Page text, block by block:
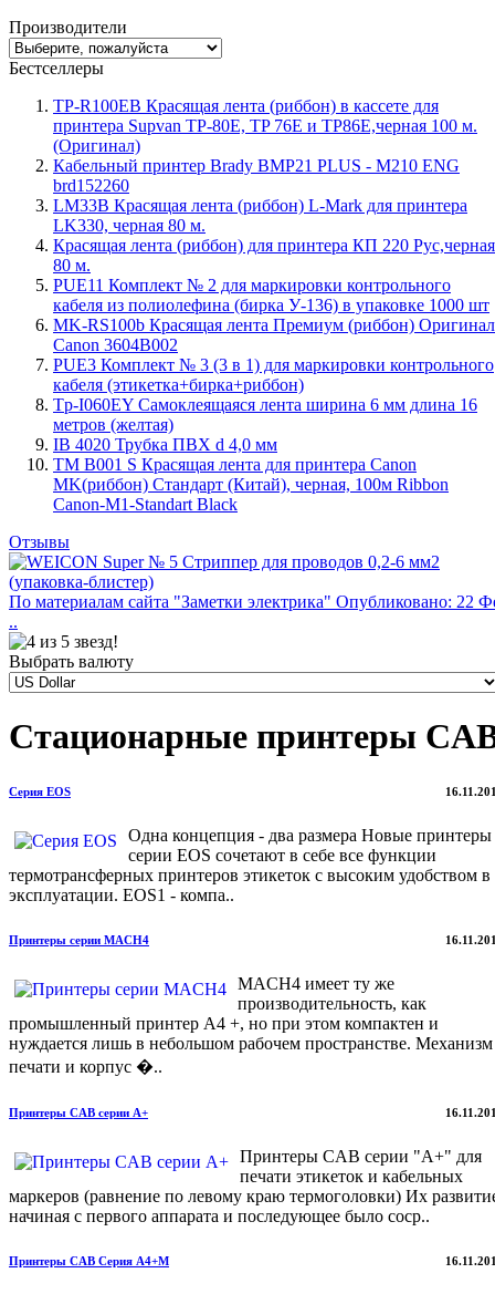
Производители
Бестселлеры
TP-R100EB Красящая лента (риббон) в кассете для
принтера Supvan TP-80E, TP 76E и TP86E,черная 100 м.
(Оригинал)
Кабельный принтер Brady BMP21 PLUS - M210 ENG
brd152260
LM33B Красящая лента (риббон) L-Mark для принтера
LK330, черная 80 м.
Красящая лента (риббон) для принтера КП 220 Рус,черная
80 м.
PUE11 Комплект № 2 для маркировки контрольного
кабеля из полиолефина (бирка У-136) в упаковке 1000 шт
MK-RS100b Красящая лента Премиум (риббон) Оригинал
Canon 3604B002
PUE3 Комплект № 3 (3 в 1) для маркировки контрольного
кабеля (этикетка+бирка+риббон)
Tp-I060EY Самоклеящаяся лента ширина 6 мм длина 16
метров (желтая)
IB 4020 Трубка ПВХ d 4,0 мм
TM B001 S Красящая лента для принтера Canon
MK(риббон) Стандарт (Китай), черная, 100м Ribbon
Canon-M1-Standart Black
Отзывы
По материалам сайта "Заметки электрика" Опубликовано: 22
..
Выбрать валюту
Стационарные принтеры
Серия EOS
Одна концепция - два размера Новые принтеры
серии EOS сочетают в себе все функции
термотрансферных принтеров этикеток с высоким удобством в
эксплуатации. EOS1 - компа..
Принтеры серии MACH4
MACH4 имеет ту же
производительность, как
промышленный принтер A4 +, но при этом компактен и
нуждается лишь в небольшом рабочем пространстве. Механизм
печати и корпус �..
Принтеры CAB серии A+
Принтеры CAB серии "A+" для
печати этикеток и кабельных
маркеров (равнение по левому краю термоголовки) Их
начиная с первого аппарата и последующее было соср..
Принтеры CAB Серия A4+M